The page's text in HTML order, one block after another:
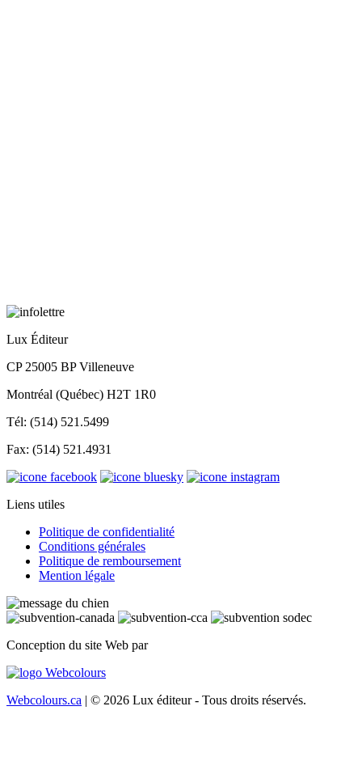
Lux Éditeur
CP 25005 BP Villeneuve
Montréal (Québec) H2T 1R0
Tél: (514) 521.5499
Fax: (514) 521.4931
Liens utiles
Politique de confidentialité
Conditions générales
Politique de remboursement
Mention légale
Conception du site Web par
Webcolours.ca | © 2026 Lux éditeur - Tous droits réservés.